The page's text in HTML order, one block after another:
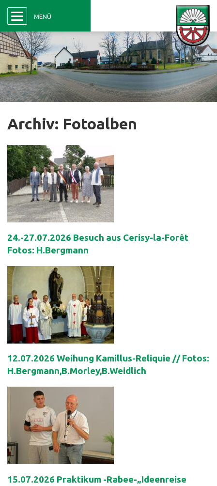
MenüMENÜ
Archiv: Fotoalben
24.-27.07.2026 Besuch aus Cerisy-la-Forêt
Fotos: H.Bergmann
12.07.2026 Weihung Kamillus-Reliquie // Fotos:
H.Bergmann,B.Morley,B.Weidlich
15.07.2026 Praktikum -Rabee-„Ideenreise